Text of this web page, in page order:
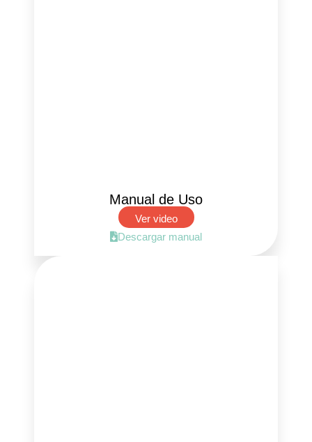
Manual de Uso
Ver video
Descargar manual